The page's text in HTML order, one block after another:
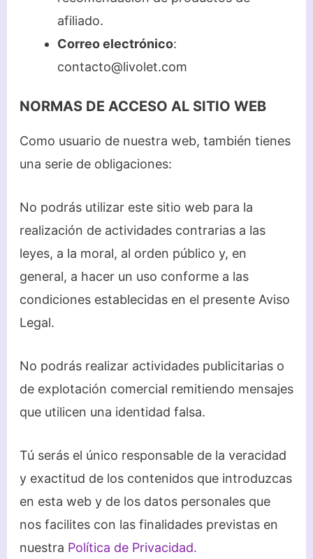
afiliado.
Correo electrónico:
contacto@livolet.com
NORMAS DE ACCESO AL SITIO WEB
Como usuario de nuestra web, también tienes
una serie de obligaciones:
No podrás utilizar este sitio web para la
realización de actividades contrarias a las
leyes, a la moral, al orden público y, en
general, a hacer un uso conforme a las
condiciones establecidas en el presente Aviso
Legal.
No podrás realizar actividades publicitarias o
de explotación comercial remitiendo mensajes
que utilicen una identidad falsa.
Tú serás el único responsable de la veracidad
y exactitud de los contenidos que introduzcas
en esta web y de los datos personales que
nos facilites con las finalidades previstas en
nuestra Política de Privacidad.